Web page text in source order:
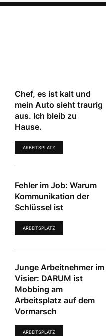
Chef, es ist kalt und
mein Auto sieht traurig
aus. Ich bleib zu
Hause.
ARBEITSPLATZ
Fehler im Job: Warum
Kommunikation der
Schlüssel ist
ARBEITSPLATZ
Junge Arbeitnehmer im
Visier: DARUM ist
Mobbing am
Arbeitsplatz auf dem
Vormarsch
ARBEITSPLATZ